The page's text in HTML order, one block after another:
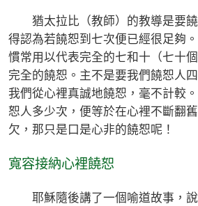
猶太拉比（教師）的教導是要饒
得認為若饒恕到七次便已經很足夠
慣常用以代表完全的七和十（七十
完全的饒恕。主不是要我們饒恕人
我們從心裡真誠地饒恕，毫不計較
恕人多少次，便等於在心裡不斷翻
欠，那只是口是心非的饒恕呢！
寬容接納心裡饒恕
耶穌隨後講了一個喻道故事，說